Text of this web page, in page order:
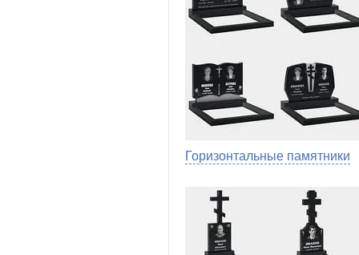
Горизонтальные памятники